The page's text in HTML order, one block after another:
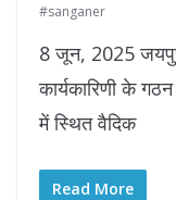
#sanganer
8 जून, 2025
कार्यकारिणी के
में स्थित वैदिक
Read More